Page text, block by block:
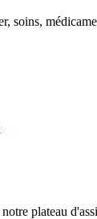
soins,
plateau